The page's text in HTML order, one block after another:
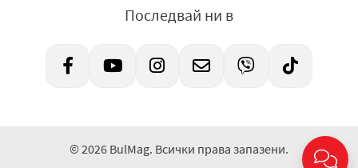
Последвай ни в
© 2026 BulMag. Всички права запазени.